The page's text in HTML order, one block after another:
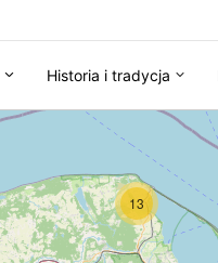
Historia i tradycja
13